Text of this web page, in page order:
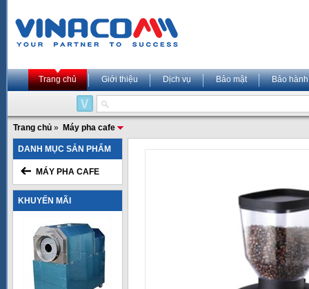
Trang chủ Giới thiệu Dịch vụ Bảo mật Bảo hành
Trang chủ » Máy pha cafe
DANH MỤC SẢN PHẨM
MÁY PHA CAFE
KHUYẾN MÃI